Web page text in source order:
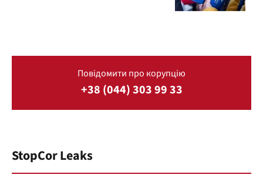
Повідомити про корупцію
+38 (044) 303 99 33
StopCor Leaks